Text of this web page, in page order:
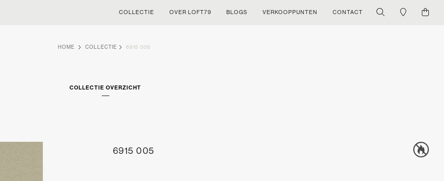
COLLECTIE OVER LOFT79 BLOGS VERKOOPPUNTEN CONTACT
HOME COLLECTIE 6915 005
COLLECTIE OVERZICHT
6915 005